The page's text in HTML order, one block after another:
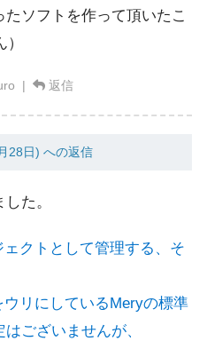
ソフトを作って頂いたこ
| 返信
28日) への返信
た。
クトとして管理する、そ
リにしているMeryの標準
ございませんが、